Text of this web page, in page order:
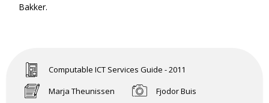
Bakker.
Computable ICT Services Guide - 2011
Marja Theunissen
Fjodor Buis